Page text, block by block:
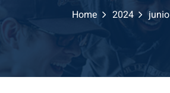
Home 2024 junio